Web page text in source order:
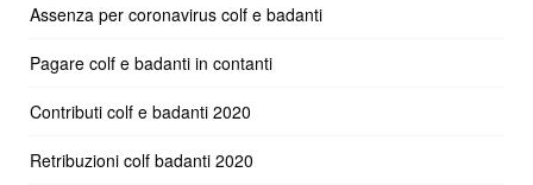
Assenza per coronavirus colf e badanti
Pagare colf e badanti in contanti
Contributi colf e badanti 2020
Retribuzioni colf badanti 2020